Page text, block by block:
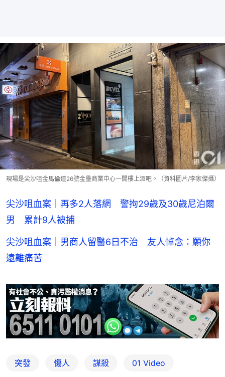
現場是尖沙咀金馬倫道26號金壘商業中心一間樓上酒吧。（資料圖片/李家傑攝）
尖沙咀血案｜再多2人落網 警拘29歲及30歲尼泊爾
男 累計9人被捕
尖沙咀血案｜男商人留醫6日不治 友人悼念：願你
遠離痛苦
突發 傷人 謀殺 01 Video